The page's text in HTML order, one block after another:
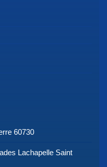
60730
Lachapelle Saint